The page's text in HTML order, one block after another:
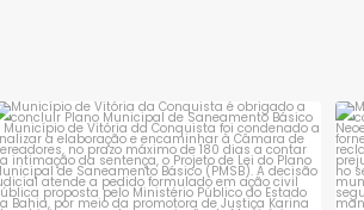
Município de Vitória da Conquista é
obrigado a...
1 0